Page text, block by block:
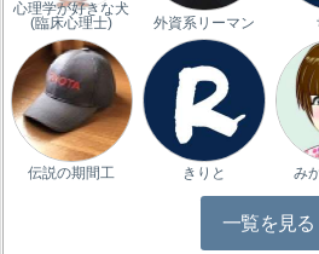
心理学が好きな犬
(臨床心理士)
外資系リーマン
伝説の期間工 きりと み
一覧を見る